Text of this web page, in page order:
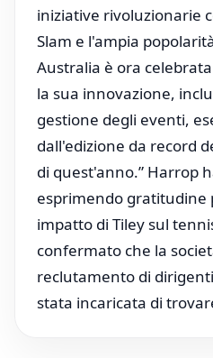
iniziative rivoluzionarie
Slam e l'ampia
Australia è ora
la sua innovazione,
gestione degli eventi,
dall'edizione da record
di quest'anno.” Harrop
esprimendo gratitudine
impatto di Tiley sul
confermato che la
reclutamento di
stata incaricata di